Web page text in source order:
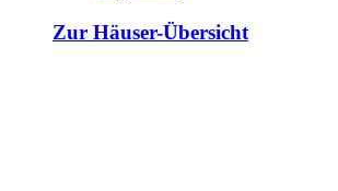
Zur Häuser-Übersicht